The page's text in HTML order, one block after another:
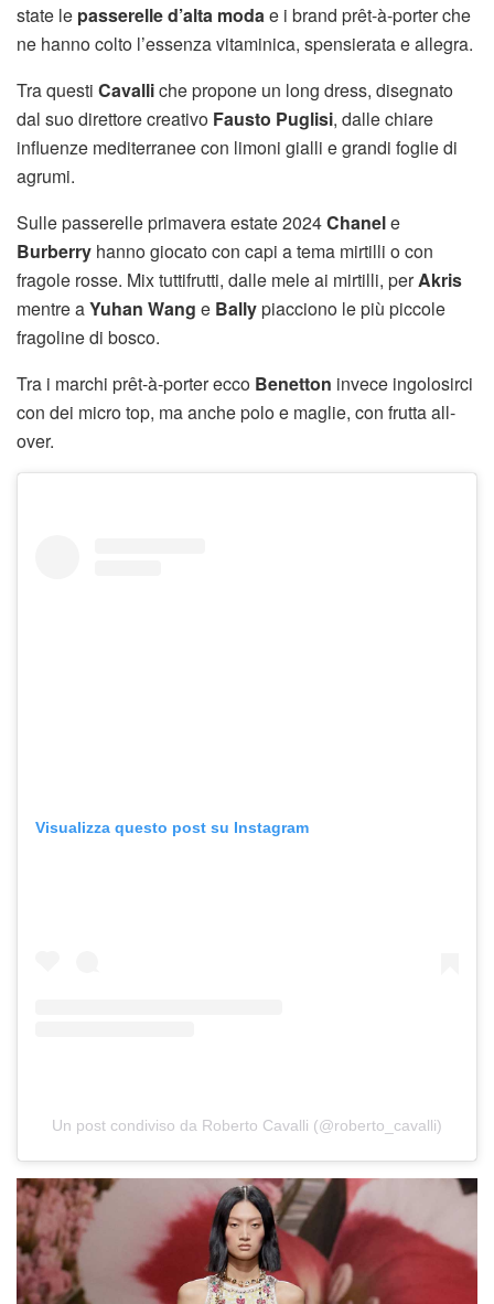
state le passerelle d’alta modae i brand prêt-à-porter che
ne hanno colto l’essenza vitaminica, spensierata e allegra.
Tra questi Cavalliche propone un long dress, disegnato
dal suo direttore creativo Fausto Puglisi, dalle chiare
influenze mediterranee con limoni gialli e grandi foglie di
agrumi.
Sulle passerelle primavera estate 2024Chanele
Burberry hanno giocato con capi a tema mirtilli o con
fragole rosse. Mix tuttifrutti, dalle mele ai mirtilli, perAkris
mentre aYuhan Wang e Ballypiacciono le più piccole
fragoline di bosco.
Tra i marchi prêt-à-porter ecco Benetton invece ingolosirci
con dei micro top, ma anche polo e maglie, con frutta all-
over.
Visualizza questo post su Instagram
Un post condiviso da Roberto Cavalli (@roberto_cavalli)